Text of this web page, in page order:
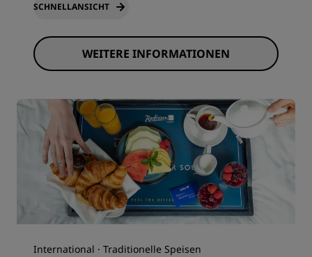
SCHNELLANSICHT
WEITERE INFORMATIONEN
International · Traditionelle Speisen